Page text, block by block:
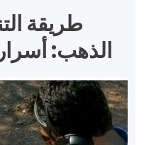
طريقة
الذهب: